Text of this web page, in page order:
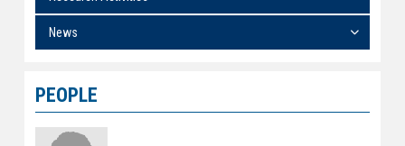
News
PEOPLE